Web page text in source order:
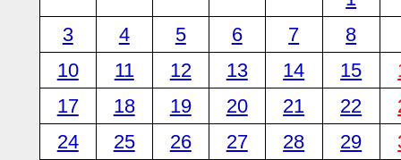
3
4 5 6 7
8
10
11 12 13 14 15
17
18 19 20 21 22
24
25 26 27 28 29